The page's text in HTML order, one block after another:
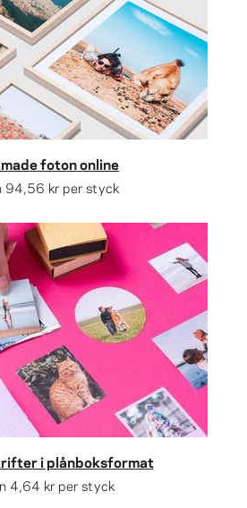
foton online
94,56 kr per styck
i plånboksformat
4,64 kr per styck